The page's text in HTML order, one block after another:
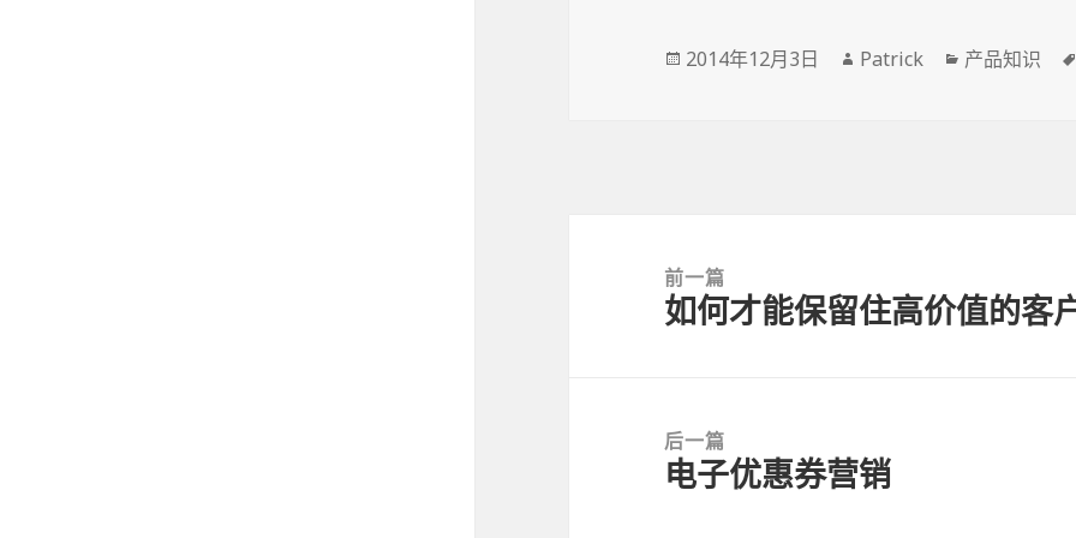
Posted
2014年12月3日 Author
Patrick Categories
产品知识
前一篇
前
如何才能保留住高价值的客
后一篇
后
电子优惠券营销